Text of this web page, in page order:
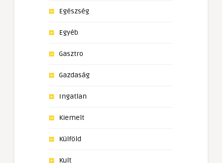
Egészség
Egyéb
Gasztro
Gazdaság
Ingatlan
Kiemelt
Külföld
Kult